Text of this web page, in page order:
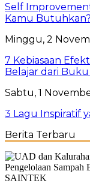
Self
Kamu Butuhkan?
Minggu, 2
7 Kebiasaan
Belajar dari
Sabtu, 1
3 Lagu Inspiratif
Berita Terbaru